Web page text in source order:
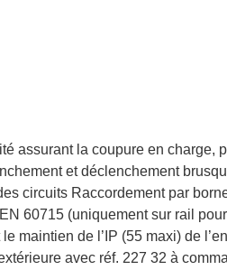
assurant la coupure en
et déclenchement
circuits Raccordement par
60715 (uniquement sur rail
maintien de l’IP (55 maxi) de
avec réf. 227 32 à